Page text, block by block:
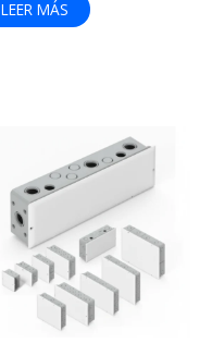
LEER MÁS